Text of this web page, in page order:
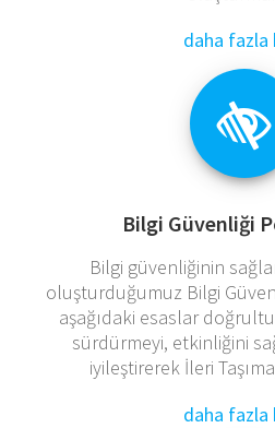
daha fazla
Bilgi Güvenliği
Bilgi güvenliğinin
oluşturduğumuz Bilgi
aşağıdaki esaslar
sürdürmeyi, etkinliğini
iyileştirerek İleri
daha fazla